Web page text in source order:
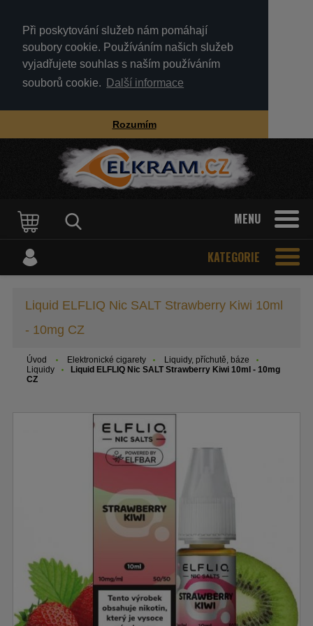
Při poskytování služeb nám pomáhají
soubory cookie. Používáním našich služeb
vyjadřujete souhlas s naším používáním
souborů cookie.
Další informace
Rozumím
MENU
KATEGORIE
Liquid ELFLIQ Nic SALT Strawberry Kiwi 10ml
- 10mg CZ
Úvod Elektronické cigarety
Liquidy, příchutě, báze
Liquidy
Liquid ELFLIQ Nic SALT Strawberry Kiwi 10ml - 10mg
CZ